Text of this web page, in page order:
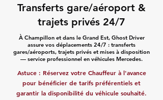
Transferts gare/aéroport &
trajets privés 24/7
À Champillon et dans le Grand Est, Ghost Driver
assure vos déplacements 24/7 : transferts
gares/aéroports, trajets privés et mises à disposition
— service professionnel en véhicules Mercedes.
Astuce : Réservez votre Chauffeur à l'avance
pour bénéficier de tarifs préférentiels et
garantir la disponibilité du véhicule souhaité.